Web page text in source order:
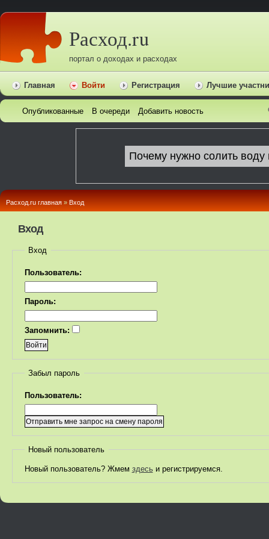
Расход.ru
портал о доходах и расходах
Главная Войти Регистрация Лучшие
Опубликованные В очереди Добавить новость
Расход.ru главная » Вход
Вход
Вход
Пользователь:
Пароль:
Запомнить:
Забыл пароль
Пользователь:
Новый пользователь
Новый пользователь? Жмем здесьи регистрируемся.